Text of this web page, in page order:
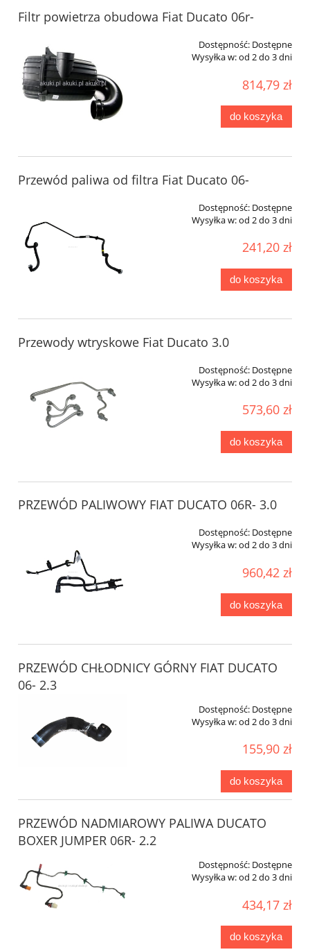
Filtr powietrza obudowa Fiat Ducato 06r-
Dostępność: Dostępne
Wysyłka w:od 2 do 3 dni
814,79 zł
do koszyka
Przewód paliwa od filtra Fiat Ducato 06-
Dostępność: Dostępne
Wysyłka w:od 2 do 3 dni
241,20 zł
do koszyka
Przewody wtryskowe Fiat Ducato 3.0
Dostępność: Dostępne
Wysyłka w:od 2 do 3 dni
573,60 zł
do koszyka
PRZEWÓD PALIWOWY FIAT DUCATO 06R- 3.0
Dostępność: Dostępne
Wysyłka w:od 2 do 3 dni
960,42 zł
do koszyka
PRZEWÓD CHŁODNICY GÓRNY FIAT DUCATO
06- 2.3
Dostępność: Dostępne
Wysyłka w:od 2 do 3 dni
155,90 zł
do koszyka
PRZEWÓD NADMIAROWY PALIWA DUCATO
BOXER JUMPER 06R- 2.2
Dostępność: Dostępne
Wysyłka w:od 2 do 3 dni
434,17 zł
do koszyka